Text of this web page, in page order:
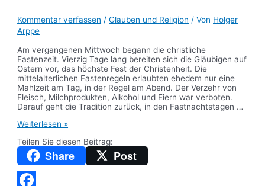
Kommentar verfassen /Glauben und Religion / Von Holger
Arppe
Am vergangenen Mittwoch begann die christliche
Fastenzeit. Vierzig Tage lang bereiten sich die Gläubigen auf
Ostern vor, das höchste Fest der Christenheit. Die
mittelalterlichen Fastenregeln erlaubten ehedem nur eine
Mahlzeit am Tag, in der Regel am Abend. Der Verzehr von
Fleisch, Milchprodukten, Alkohol und Eiern war verboten.
Darauf geht die Tradition zurück, in den Fastnachtstagen …
Beginn
Passionszeit:
Evangelische
Kirche
leugnet
Gott!
Weiterlesen »
Teilen Sie diesen Beitrag:
Share Post